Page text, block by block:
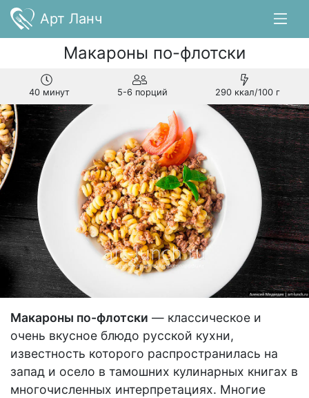
Арт Ланч
Макароны по-флотски
40 минут 5-6 порций 290 ккал/100 г
Макароны по-флотски — классическое и
очень вкусное блюдо русской кухни,
известность которого распространилась на
запад и осело в тамошних кулинарных книгах в
многочисленных интерпретациях. Многие